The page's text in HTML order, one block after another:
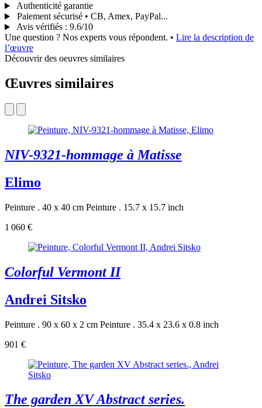
Authenticité garantie
Paiement sécurisé • CB, Amex, PayPal...
Avis vérifiés : 9.6/10
Une question ? Nos experts vous répondent. • Lire la description de
l’œuvre
Découvrir des oeuvres similaires
Œuvres similaires
NIV-9321-hommage à Matisse
Elimo
Peinture . 40 x 40 cm Peinture . 15.7 x 15.7 inch
1 060 €
Colorful Vermont II
Andrei Sitsko
Peinture . 90 x 60 x 2 cm Peinture . 35.4 x 23.6 x 0.8 inch
901 €
The garden XV Abstract series.